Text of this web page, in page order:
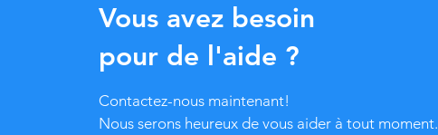
Vous avez besoin
pour de l'aide ?
Contactez-nous maintenant!
Nous serons heureux de vous aider à tout moment.